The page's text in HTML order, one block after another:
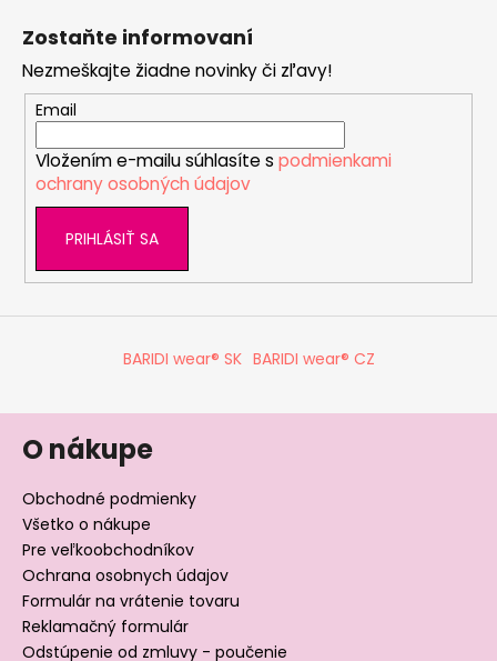
Zostaňte informovaní
Nezmeškajte žiadne novinky či zľavy!
Email
Vložením e-mailu súhlasíte s podmienkami
ochrany osobných údajov
PRIHLÁSIŤ SA
BARIDI wear® SK BARIDI wear® CZ
O nákupe
Obchodné podmienky
Všetko o nákupe
Pre veľkoobchodníkov
Ochrana osobnych údajov
Formulár na vrátenie tovaru
Reklamačný formulár
Odstúpenie od zmluvy - poučenie